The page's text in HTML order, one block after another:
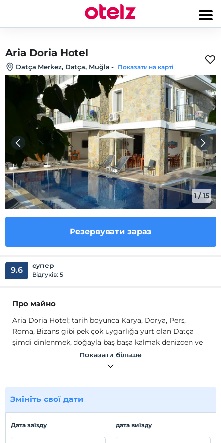
Aria Doria Hotel
Datça Merkez, Datça, Muğla - Показати на карті
1/15
Резервувати зараз
9.6 супер
Відгуків: 5
Про майно
Aria Doria Hotel; tarih boyunca Karya, Dorya, Pers,
Roma, Bizans gibi pek çok uygarlığa yurt olan Datça
şimdi dinlenmek, doğayla baş başa kalmak denizden ve
onun bereketinden yararlanmak isteyenler için, Doria’nın
seslerini, havasını, çağlardan gelen şarkılarını tatlı
Datça Körfezi manzarasıyla, özenle tasarlanmış oda ve
toplu kullanım alanlarıyla, huzurla mükemmel bir
kahvaltının keyfini çıkarabileceğiniz salonu,
dinlenebileceğiniz, serinleyebileceğiniz bahçesi ve yüzme
Показати більше
Змініть свої дати
Дата заїзду дата виїзду